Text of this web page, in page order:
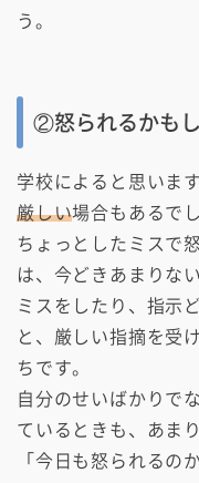
う。
②怒られるかも
学校によると思いま
厳しい場合もあるで
ちょっとしたミスで
は、今どきあまりな
ミスをしたり、指示
と、厳しい指摘を受
ちです。
自分のせいばかりで
ているときも、あま
「今日も怒られるの